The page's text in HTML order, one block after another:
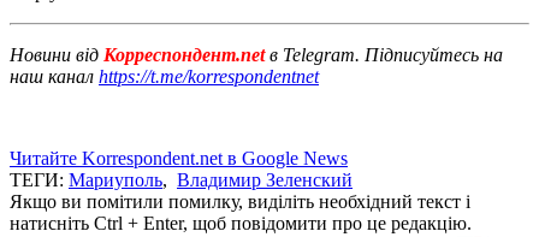
Новини від Корреспондент.netв Telegram. Підписуйтесь на
наш канал https://t.me/korrespondentnet
Читайте Korrespondent.net в Google News
ТЕГИ: Мариуполь, Владимир Зеленский
Якщо ви помітили помилку, виділіть необхідний текст і
натисніть Ctrl + Enter, щоб повідомити про це редакцію.